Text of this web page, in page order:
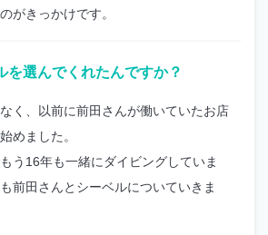
がきっかけです。
を選んでくれたんですか？
く、以前に前田さんが働いていたお店
めました。
う16年も一緒にダイビングしていま
前田さんとシーベルについていきま